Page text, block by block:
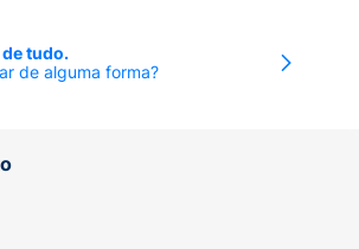
tudo.
de alguma forma?